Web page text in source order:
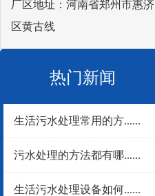
厂区地址：河南省郑州市惠济
区黄古线
热门新闻
生活污水处理常用的方......
污水处理的方法都有哪......
生活污水处理设备如何......